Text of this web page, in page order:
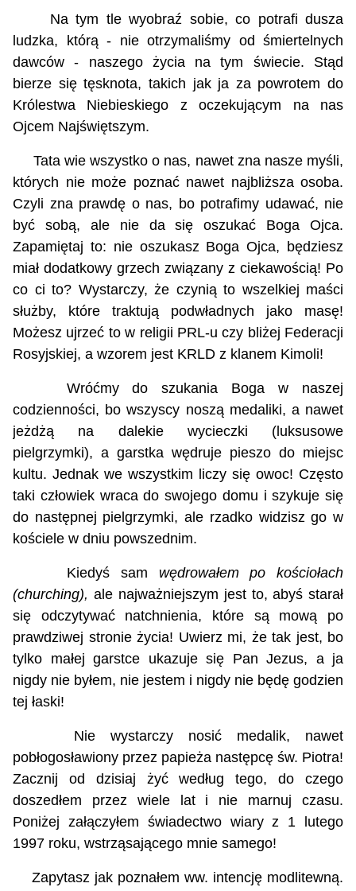
Na tym tle wyobraź sobie, co potrafi dusza
ludzka, którą - nie otrzymaliśmy od śmiertelnych
dawców - naszego życia na tym świecie. Stąd
bierze się tęsknota, takich jak ja za powrotem do
Królestwa Niebieskiego z oczekującym na nas
Ojcem Najświętszym.
Tata wie wszystko o nas, nawet zna nasze myśli,
których nie może poznać nawet najbliższa osoba.
Czyli zna prawdę o nas, bo potrafimy udawać, nie
być sobą, ale nie da się oszukać Boga Ojca.
Zapamiętaj to: nie oszukasz Boga Ojca, będziesz
miał dodatkowy grzech związany z ciekawością! Po
co ci to? Wystarczy, że czynią to wszelkiej maści
służby, które traktują podwładnych jako masę!
Możesz ujrzeć to w religii PRL-u czy bliżej Federacji
Rosyjskiej, a wzorem jest KRLD z klanem Kimoli!
Wróćmy do szukania Boga w naszej
codzienności, bo wszyscy noszą medaliki, a nawet
jeżdżą na dalekie wycieczki (luksusowe
pielgrzymki), a garstka wędruje pieszo do miejsc
kultu. Jednak we wszystkim liczy się owoc! Często
taki człowiek wraca do swojego domu i szykuje się
do następnej pielgrzymki, ale rzadko widzisz go w
kościele w dniu powszednim.
Kiedyś sam wędrowałempo kościołach
(churching), ale najważniejszym jest to, abyś starał
się odczytywać natchnienia, które są mową po
prawdziwej stronie życia! Uwierz mi, że tak jest, bo
tylko małej garstce ukazuje się Pan Jezus, a ja
nigdy nie byłem, nie jestem i nigdy nie będę godzien
tej łaski!
Nie wystarczy nosić medalik, nawet
pobłogosławiony przez papieża następcę św. Piotra!
Zacznij od dzisiaj żyć według tego, do czego
doszedłem przez wiele lat i nie marnuj czasu.
Poniżej załączyłem świadectwo wiary z 1 lutego
1997 roku, wstrząsającego mnie samego!
Zapytasz jak poznałem ww. intencję modlitewną.